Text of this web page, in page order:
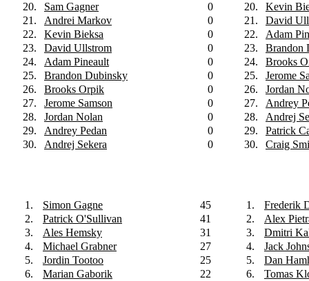
20.
Sam Gagner
0
21.
Andrei Markov
0
22.
Kevin Bieksa
0
23.
David Ullstrom
0
24.
Adam Pineault
0
25.
Brandon Dubinsky
0
26.
Brooks Orpik
0
27.
Jerome Samson
0
28.
Jordan Nolan
0
29.
Andrey Pedan
0
30.
Andrej Sekera 0
20.
Kevin
21.
David
22.
Adam
23.
Brandon
24.
Brooks
25.
Jerome
26.
Jordan
27.
Andrey
28.
Andrej
29.
Patrick
30.
Craig
1. Simon Gagne
45
2.
Patrick O'Sullivan
41
3.
Ales Hemsky
31
4.
Michael Grabner
27
5.
Jordin Tootoo
25
6.
Marian Gaborik
22
1.
Frederik
2.
Alex
3.
Dmitri
4.
Jack
5.
Dan
6.
Tomas